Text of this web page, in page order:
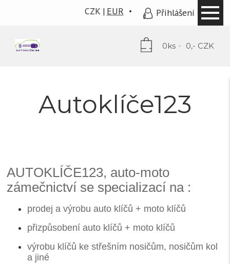
CZK EUR Přihlášení
0ks 0,- CZK
Autoklíče123
AUTOKLÍČE123, auto-moto
zámečnictví se specializací na :
prodej a výrobu auto klíčů + moto klíčů
přizpůsobení auto klíčů + moto klíčů
výrobu klíčů ke střešním nosičům, nosičům kol
a jiné